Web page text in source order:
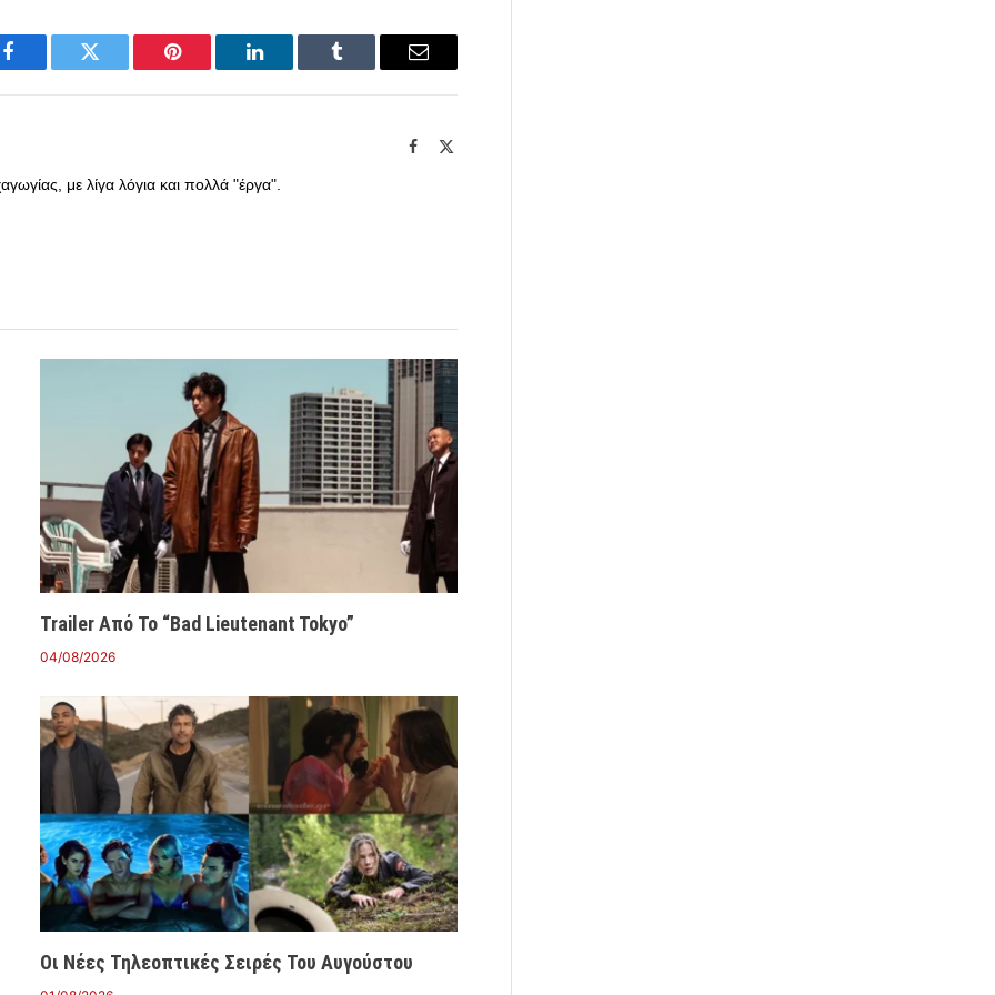
Facebook Twitter Pinterest LinkedIn Tumblr Email
Facebook
με λίγα λόγια και πολλά "έργα".
Trailer Από Το “Bad Lieutenant Tokyo”
04/08/2026
Οι Νέες Τηλεοπτικές Σειρές Του Αυγούστου